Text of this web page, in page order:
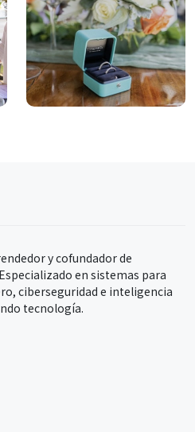
y cofundador de
en sistemas para
ciberseguridad e inteligencia
tecnología.